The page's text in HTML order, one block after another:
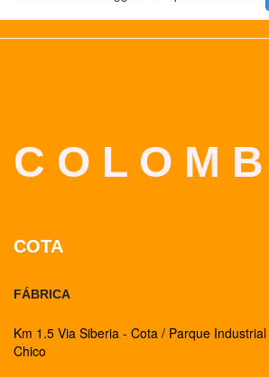
C O L O M
COTA
FÁBRICA
Km 1.5 Via Siberia - Cota / Parque
Chico